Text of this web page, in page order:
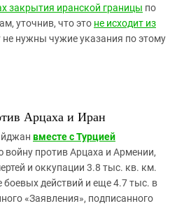
закрытия иранской границы по
уточнив, что это не исходит из
не нужны чужие указания по этому
Арцаха и Иран
вместе с Турцией
войну против Арцаха и Армении,
и оккупации 3.8 тыс. кв. км.
боевых действий и еще 4.7 тыс. в
«Заявления», подписанного